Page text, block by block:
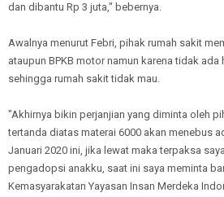
dan dibantu Rp 3 juta," bebernya.
Awalnya menurut Febri, pihak rumah sakit
ataupun BPKB motor namun karena tidak
sehingga rumah sakit tidak mau.
"Akhirnya bikin perjanjian yang diminta oleh
tertanda diatas materai 6000 akan menebus
Januari 2020 ini, jika lewat maka terpaksa
pengadopsi anakku, saat ini saya meminta
Kemasyarakatan Yayasan Insan Merdeka